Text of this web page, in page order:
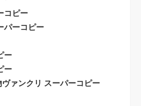
コピー
パーコピー
ー
ー
ヴァンクリ スーパーコピー